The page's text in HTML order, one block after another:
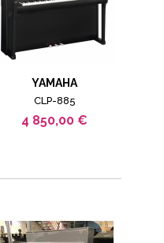
YAMAHA
CLP-885
4 850,00 €